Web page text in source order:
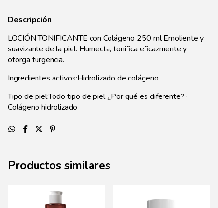
Descripción
LOCIÓN TONIFICANTE con Colágeno 250 ml Emoliente y
suavizante de la piel. Humecta, tonifica eficazmente y
otorga turgencia.
Ingredientes activos:Hidrolizado de colágeno.
Tipo de piel:Todo tipo de piel ¿Por qué es diferente? ·
Colágeno hidrolizado
Productos similares